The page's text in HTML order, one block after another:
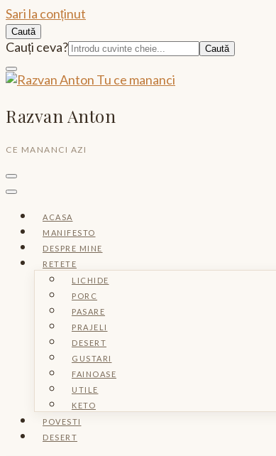
Sari la conținut
Caută
Caută:
Cauți ceva?
Razvan Anton
CE MANANCI AZI
ACASA
MANIFESTO
DESPRE MINE
RETETE
LICHIDE
PORC
PASARE
PRAJELI
DESERT
GUSTARI
FAINOASE
UTILE
KETO
POVESTI
DESERT